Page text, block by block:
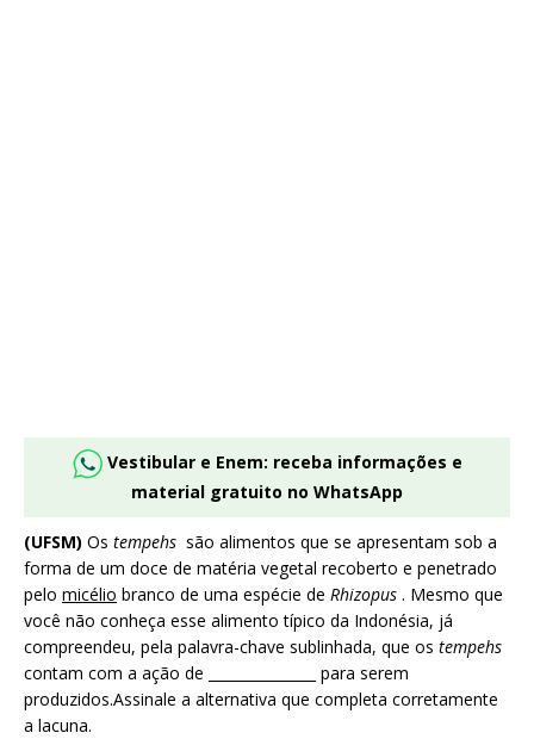
Vestibular e Enem: receba informações e
material gratuito no WhatsApp
(UFSM) Os tempehs são alimentos que se apresentam sob a
forma de um doce de matéria vegetal recoberto e penetrado
pelo micélio branco de uma espécie de Rhizopus . Mesmo que
você não conheça esse alimento típico da Indonésia, já
compreendeu, pela palavra-chave sublinhada, que os tempehs
contam com a ação de _______________ para serem
produzidos.Assinale a alternativa que completa corretamente
a lacuna.